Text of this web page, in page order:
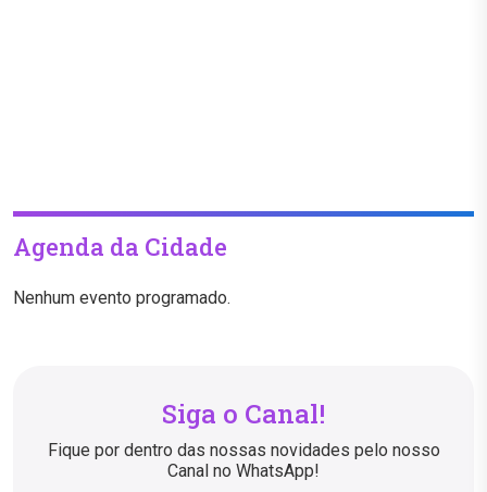
Agenda da Cidade
Nenhum evento programado.
Siga o Canal!
Fique por dentro das nossas novidades pelo nosso
Canal no WhatsApp!